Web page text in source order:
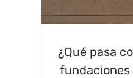
¿Qué pasa
fundaciones